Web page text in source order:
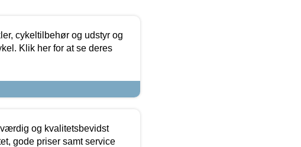
cykeltilbehør og udstyr og
Klik her for at se deres
og kvalitetsbevidst
gode priser samt service